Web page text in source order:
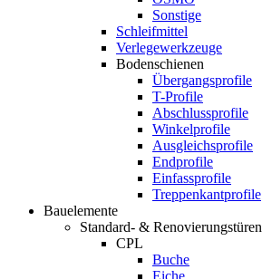
Sonstige
Schleifmittel
Verlegewerkzeuge
Bodenschienen
Übergangsprofile
T-Profile
Abschlussprofile
Winkelprofile
Ausgleichsprofile
Endprofile
Einfassprofile
Treppenkantprofile
Bauelemente
Standard- & Renovierungstüren
CPL
Buche
Eiche